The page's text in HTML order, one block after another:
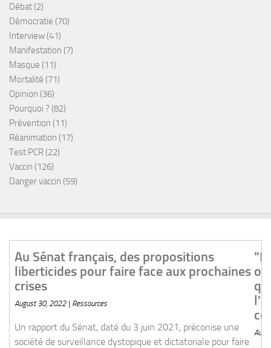
Débat (2)
Démocratie (70)
Interview (41)
Manifestation (7)
Masque (11)
Mortalité (71)
Opinion (36)
Pourquoi ? (82)
Prévention (11)
Réanimation (17)
Test PCR (22)
Vaccin (126)
Danger vaccin (59)
liberticides pour faire face aux
pandémie.Loin d'un simple rapport innocent, il s'agit très
présentés comme une solution à la crise. Courrier
"Le gouvernement ne s'en
on s'attend en janvier à
qui sera de faire rentrer
l'état d'urgence sanitaire dans
August 30, 2022 | Réanimation